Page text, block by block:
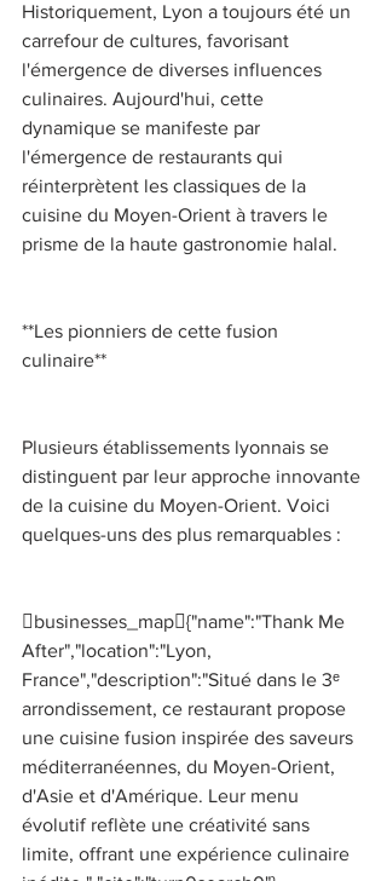
Historiquement, Lyon a toujours été un
carrefour de cultures, favorisant
l'émergence de diverses influences
culinaires. Aujourd'hui, cette
dynamique se manifeste par
l'émergence de restaurants qui
réinterprètent les classiques de la
cuisine du Moyen-Orient à travers le
prisme de la haute gastronomie halal.
**Les pionniers de cette fusion
culinaire**
Plusieurs établissements lyonnais se
distinguent par leur approche innovante
de la cuisine du Moyen-Orient. Voici
quelques-uns des plus remarquables :
businesses_map{"name":"Thank Me
After","location":"Lyon,
France","description":"Situé dans le 3ᵉ
arrondissement, ce restaurant propose
une cuisine fusion inspirée des saveurs
méditerranéennes, du Moyen-Orient,
d'Asie et d'Amérique. Leur menu
évolutif reflète une créativité sans
limite, offrant une expérience culinaire